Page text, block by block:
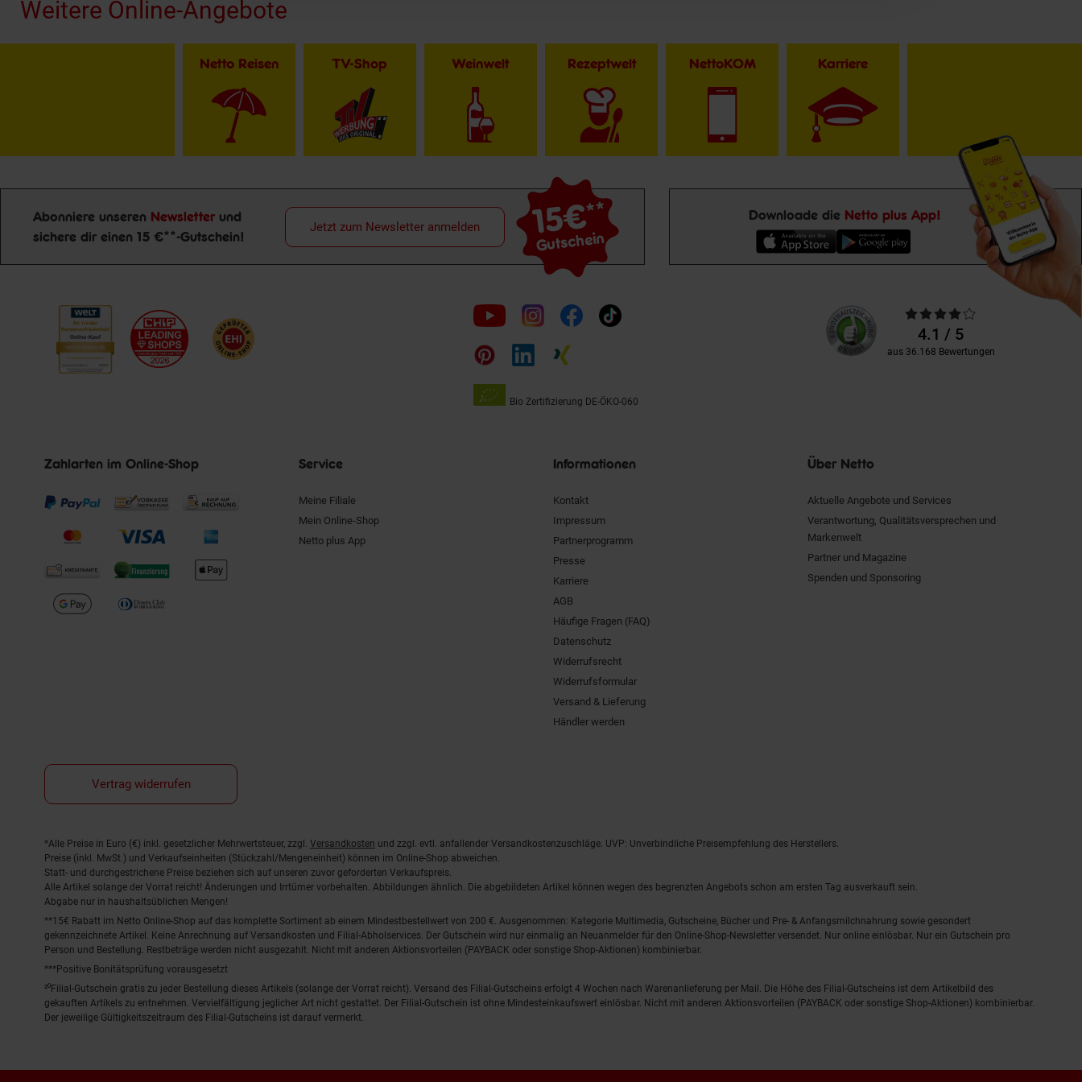
Weitere Online-Angebote
Netto Reisen TV-Shop Weinwelt Rezeptwelt NettoKOM Karriere
Newsletter Anmeldung
Abonniere unseren Newsletter und
sichere dir einen 15 €**-Gutschein!
15€**
Gutschein
Jetzt zum Newsletter anmelden
Downloade die Netto plus App!
Folge
uns
auf
Bio Zertifizierung DE-ÖKO-060
Unsere
Kundenbewertungen
Durchschnittliche
Bewertungen4.1 / 5
aus 36.168 Bewertungen
Zahlarten im Online-Shop Service
Meine Filiale
Mein Online-Shop
Netto plus App
Informationen
Kontakt
Impressum
Partnerprogramm
Presse
Karriere
AGB
Häufige Fragen (FAQ)
Datenschutz
Widerrufsrecht
Widerrufsformular
Versand & Lieferung
Händler werden
Über Netto
Aktuelle Angebote und Services
Verantwortung, Qualitätsversprechen und
Markenwelt
Partner und Magazine
Spenden und Sponsoring
Vertrag widerrufen
Fußnoten
*Alle Preise in Euro (€) inkl. gesetzlicher Mehrwertsteuer, zzgl. Versandkosten und zzgl. evtl. anfallender Versandkostenzuschläge. UVP: Unverbindliche Preisempfehlung des Herstellers.
Preise (inkl. MwSt.) und Verkaufseinheiten (Stückzahl/Mengeneinheit) können im Online-Shop abweichen.
Statt- und durchgestrichene Preise beziehen sich auf unseren zuvor geforderten Verkaufspreis.
Alle Artikel solange der Vorrat reicht! Änderungen und Irrtümer vorbehalten. Abbildungen ähnlich. Die abgebildeten Artikel können wegen des begrenzten Angebots schon am ersten Tag ausverkauft sein.
Abgabe nur in haushaltsüblichen Mengen!
**15€ Rabatt im Netto Online-Shop auf das komplette Sortiment ab einem Mindestbestellwert von 200 €. Ausgenommen: Kategorie Multimedia, Gutscheine, Bücher und Pre- & Anfangsmilchnahrung sowie gesondert
gekennzeichnete Artikel. Keine Anrechnung auf Versandkosten und Filial-Abholservices. Der Gutschein wird nur einmalig an Neuanmelder für den Online-Shop-Newsletter versendet. Nur online einlösbar. Nur ein Gutschein pro
Person und Bestellung. Restbeträge werden nicht ausgezahlt. Nicht mit anderen Aktionsvorteilen (PAYBACK oder sonstige Shop-Aktionen) kombinierbar.
***Positive Bonitätsprüfung vorausgesetzt
²⁰Filial-Gutschein gratis zu jeder Bestellung dieses Artikels (solange der Vorrat reicht). Versand des Filial-Gutscheins erfolgt 4 Wochen nach Warenanlieferung per Mail. Die Höhe des Filial-Gutscheins ist dem Artikelbild des
gekauften Artikels zu entnehmen. Vervielfältigung jeglicher Art nicht gestattet. Der Filial-Gutschein ist ohne Mindesteinkaufswert einlösbar. Nicht mit anderen Aktionsvorteilen (PAYBACK oder sonstige Shop-Aktionen) kombinierbar.
Der jeweilige Gültigkeitszeitraum des Filial-Gutscheins ist darauf vermerkt.